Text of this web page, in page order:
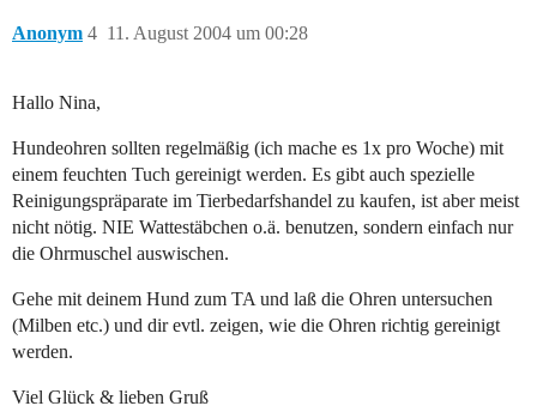
Anonym 11. August 2004 um 00:28
4
Hallo Nina,
Hundeohren sollten regelmäßig (ich mache es 1x pro Woche) mit
einem feuchten Tuch gereinigt werden. Es gibt auch spezielle
Reinigungspräparate im Tierbedarfshandel zu kaufen, ist aber meist
nicht nötig. NIE Wattestäbchen o.ä. benutzen, sondern einfach nur
die Ohrmuschel auswischen.
Gehe mit deinem Hund zum TA und laß die Ohren untersuchen
(Milben etc.) und dir evtl. zeigen, wie die Ohren richtig gereinigt
werden.
Viel Glück & lieben Gruß